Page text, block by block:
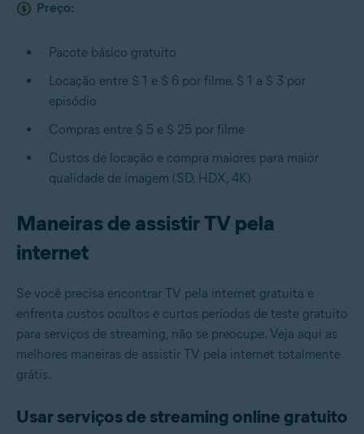
Preço:
Pacote básico gratuito
Locação entre $ 1 e $ 6 por filme, $ 1 a $ 3 por
episódio
Compras entre $ 5 e $ 25 por filme
Custos de locação e compra maiores para maior
qualidade de imagem (SD, HDX, 4K)
Maneiras de assistir TV pela
internet
Se você precisa encontrar TV pela internet gratuita e
enfrenta custos ocultos e curtos períodos de teste gratuito
para serviços de streaming, não se preocupe. Veja aqui as
melhores maneiras de assistir TV pela internet totalmente
grátis.
Usar serviços de streaming online gratuito